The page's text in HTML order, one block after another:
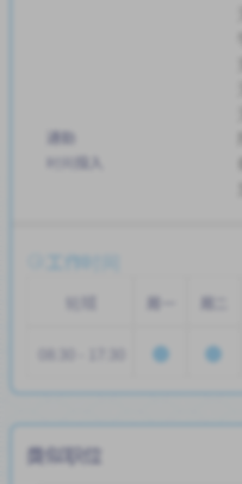
通勤
时间投入
工作时间
周一 周二
类似职位